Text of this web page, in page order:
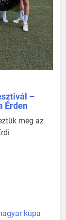
–
Érden
meg az
kupa